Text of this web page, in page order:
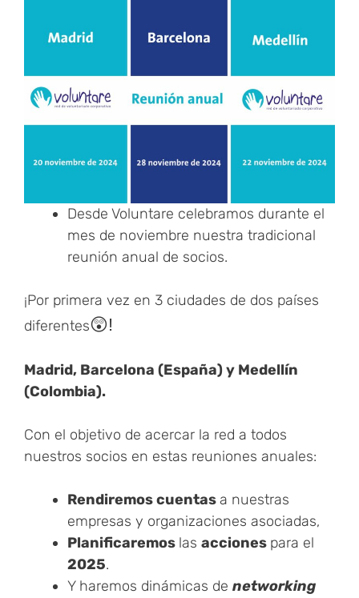
Desde Voluntare celebramos durante el
mes de noviembre nuestra tradicional
reunión anual de socios.
¡Por primera vez en 3 ciudades de dos países
diferentes😲!
Madrid, Barcelona (España) y Medellín
(Colombia).
Con el objetivo de acercar la red a todos
nuestros socios en estas reuniones anuales:
Rendiremos cuentasa nuestras
empresas y organizaciones asociadas,
Planificaremos las acciones para el
2025.
Y haremos dinámicas de networking